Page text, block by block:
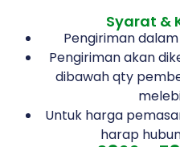
Syarat &
Pengiriman dalam
Pengiriman akan
dibawah qty
Untuk harga
harap